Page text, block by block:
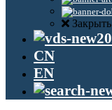
Закрыть
CN
EN